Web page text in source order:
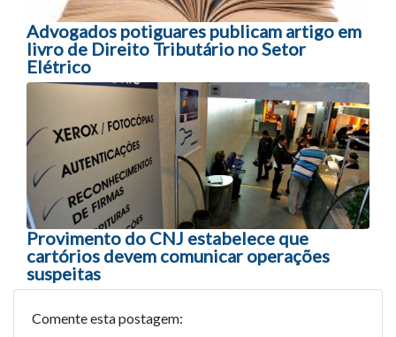
Advogados potiguares publicam artigo em
livro de Direito Tributário no Setor
Elétrico
Provimento do CNJ estabelece que
cartórios devem comunicar operações
suspeitas
Comente esta postagem: